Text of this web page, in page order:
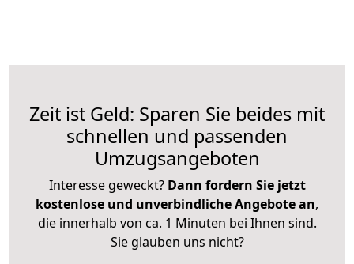
Zeit ist Geld: Sparen Sie beides mit
schnellen und passenden
Umzugsangeboten
Interesse geweckt? Dann fordern Sie jetzt
kostenlose und unverbindliche Angebote an,
die innerhalb von ca. 1 Minuten bei Ihnen sind.
Sie glauben uns nicht?